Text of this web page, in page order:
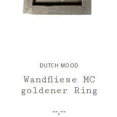
DUTCH MOOD
Wandfliese MC
goldener Ring
--,--